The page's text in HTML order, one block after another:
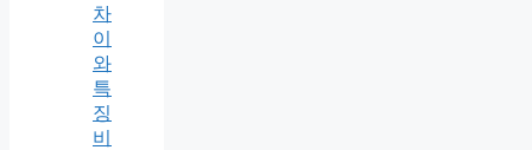
차
이
와
특
징
비